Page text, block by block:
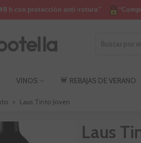
h con protección anti-rotura”
VINOS REBAJAS DE VERANO
> Laus Tinto Joven
Laus